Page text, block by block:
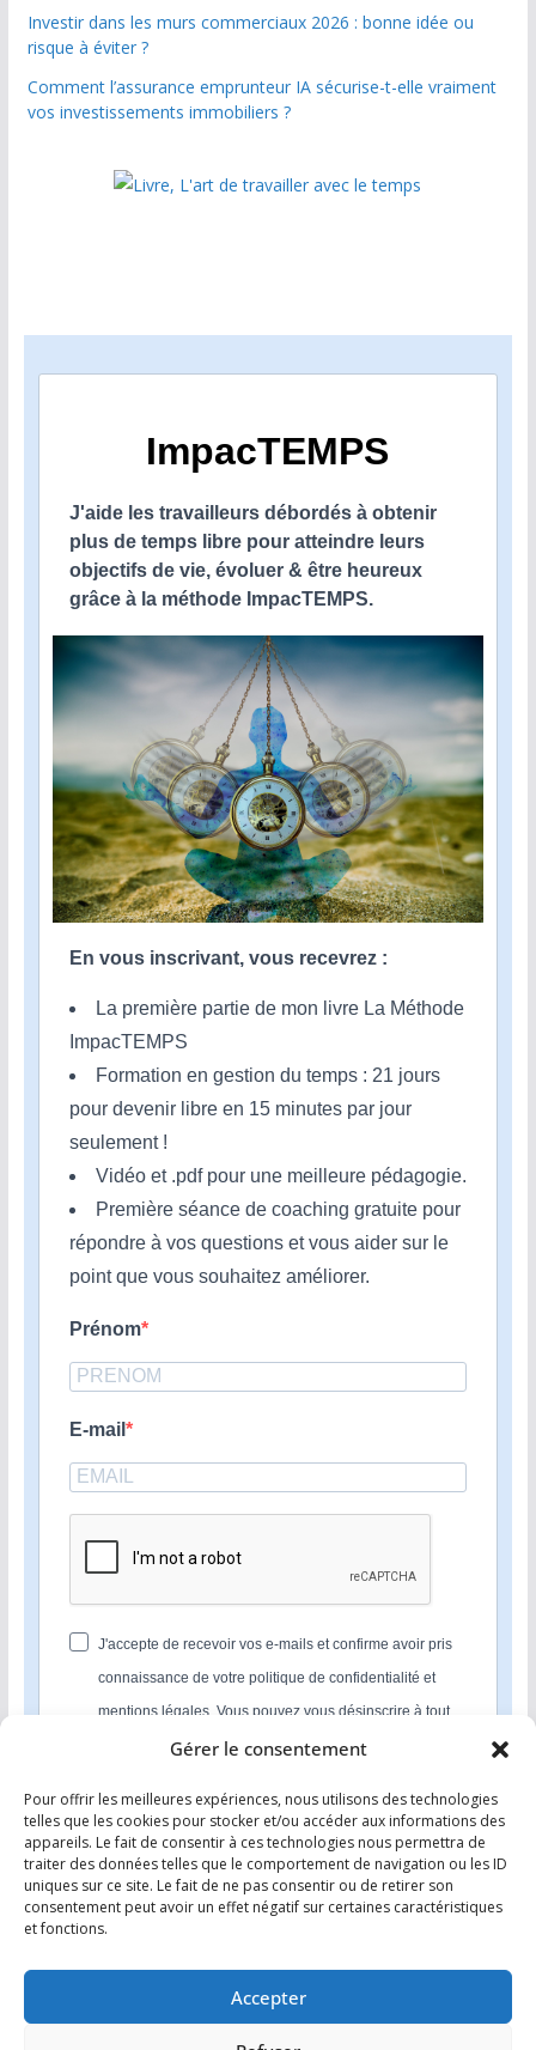
Gérer le consentement
Pour offrir les meilleures expériences, nous utilisons des technologies
telles que les cookies pour stocker et/ou accéder aux informations des
appareils. Le fait de consentir à ces technologies nous permettra de
traiter des données telles que le comportement de navigation ou les ID
uniques sur ce site. Le fait de ne pas consentir ou de retirer son
consentement peut avoir un effet négatif sur certaines caractéristiques
et fonctions.
Accepter
Investir dans les murs commerciaux 2026 : bonne idée ou
risque à éviter ?
Comment l’assurance emprunteur IA sécurise-t-elle vraiment
vos investissements immobiliers ?
ImpacTEMPS
J'aide les travailleurs débordés à obtenir
plus de temps libre pour atteindre leurs
objectifs de vie, évoluer & être heureux
grâce à la méthode ImpacTEMPS.
En vous inscrivant, vous recevrez :
La première partie de mon livre La Méthode
ImpacTEMPS
Formation en gestion du temps : 21 jours
pour devenir libre en 15 minutes par jour
seulement !
Vidéo et .pdf pour une meilleure pédagogie.
Première séance de coaching gratuite pour
répondre à vos questions et vous aider sur le
point que vous souhaitez améliorer.
Prénom
E-mail
J'accepte de recevoir vos e-mails et confirme avoir pris
connaissance de votre politique de confidentialité et
mentions légales. Vous pouvez vous désinscrire à tout
moment en cliquant sur le lien présent dans nos emails.
S'INSCRIRE
Nous utilisons Sendinblue en tant que plateforme
marketing. En soumettant ce formulaire, vous
reconnaissez que les informations que vous allez fournir
seront transmises à Sendinblue en sa qualité de